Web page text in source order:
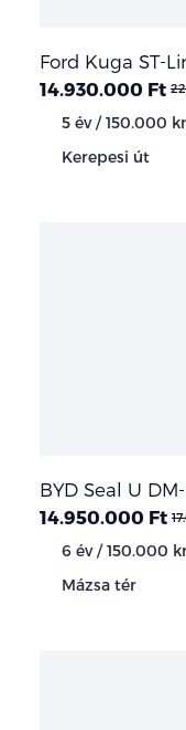
Ford Kuga ST-
14.930.000 Ft
5 év / 150.000
Kerepesi út
BYD Seal U
14.950.000 Ft
6 év / 150.000
Mázsa tér